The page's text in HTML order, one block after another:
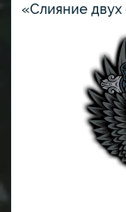
«Слияние